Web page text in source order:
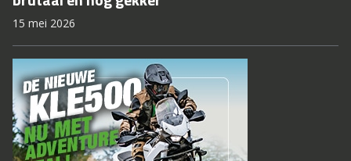
15 mei 2026